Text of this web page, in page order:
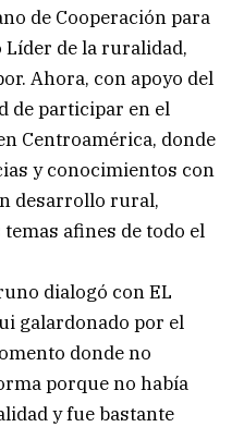
de Cooperación para
de la ruralidad,
Ahora, con apoyo del
de participar en el
Centroamérica, donde
y conocimientos con
desarrollo rural,
afines de todo el
dialogó con EL
galardonado por el
donde no
porque no había
y fue bastante